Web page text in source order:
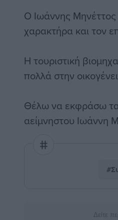
Ο Ιωάννης Μηνέττος
χαρακτήρα και τον
Η τουριστική
πολλά στην
Θέλω να εκφράσω τα
αείμνηστου Ιωάννη
Δείτε